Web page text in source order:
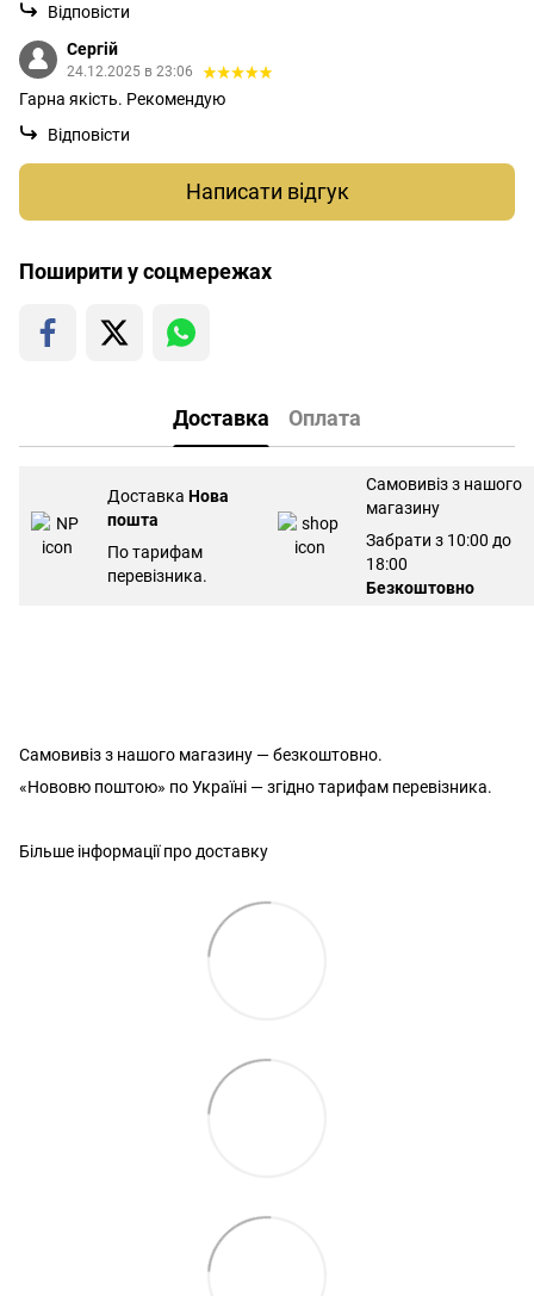
Відповісти
Сергій
24.12.2025 в 23:06
Гарна якість. Рекомендую
Відповісти
Написати відгук
Поширити у соцмережах
Доставка Оплата
Доставка Нова
пошта
По тарифам
перевізника.
Самовивіз з нашого
магазину
Забрати з 10:00 до
18:00
Безкоштовно
Самовивіз з нашого магазину — безкоштовно.
«Нововю поштою» по Україні — згідно тарифам перевізника.
Більше інформації про доставку